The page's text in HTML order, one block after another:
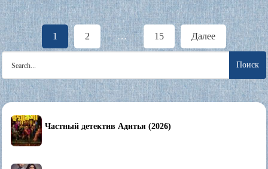
Пагинация
записей
1 2 … 15 Далее
for:
Частный детектив Адитья (2026)